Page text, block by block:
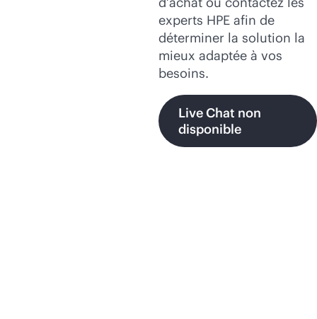
experts HPE afin de
déterminer la solution la
mieux adaptée à vos
besoins.
Live Chat non
disponible